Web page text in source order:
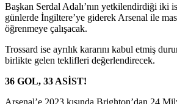
Başkan Serdal Adalı’nın yetkilendirdiği iki
günlerde İngiltere’ye giderek Arsenal ile
öğrenmeye çalışacak.
Trossard ise ayrılık kararını kabul etmiş
birlikte gelen teklifleri değerlendirecek.
36 GOL, 33 ASİST!
Arsenal’e 2023 kışında Brighton’dan 24